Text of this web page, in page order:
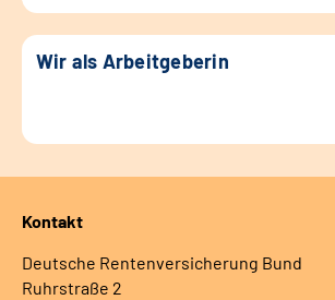
Wir als Arbeitgeberin
Kontakt
Deutsche Rentenversicherung Bund
Ruhrstraße 2